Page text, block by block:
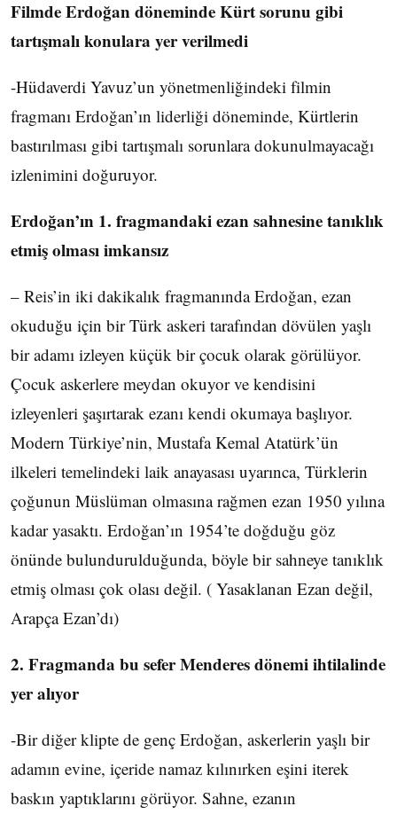
Filmde Erdoğan döneminde Kürt sorunu gibi
tartışmalı konulara yer verilmedi
-Hüdaverdi Yavuz’un yönetmenliğindeki filmin
fragmanı Erdoğan’ın liderliği döneminde, Kürtlerin
bastırılması gibi tartışmalı sorunlara dokunulmayacağı
izlenimini doğuruyor.
Erdoğan’ın 1. fragmandaki ezan sahnesine tanıklık
etmiş olması imkansız
– Reis’in iki dakikalık fragmanında Erdoğan, ezan
okuduğu için bir Türk askeri tarafından dövülen yaşlı
bir adamı izleyen küçük bir çocuk olarak görülüyor.
Çocuk askerlere meydan okuyor ve kendisini
izleyenleri şaşırtarak ezanı kendi okumaya başlıyor.
Modern Türkiye’nin, Mustafa Kemal Atatürk’ün
ilkeleri temelindeki laik anayasası uyarınca, Türklerin
çoğunun Müslüman olmasına rağmen ezan 1950 yılına
kadar yasaktı. Erdoğan’ın 1954’te doğduğu göz
önünde bulundurulduğunda, böyle bir sahneye tanıklık
etmiş olması çok olası değil. ( Yasaklanan Ezan değil,
Arapça Ezan’dı)
2. Fragmanda bu sefer Menderes dönemi ihtilalinde
yer alıyor
-Bir diğer klipte de genç Erdoğan, askerlerin yaşlı bir
adamın evine, içeride namaz kılınırken eşini iterek
baskın yaptıklarını görüyor. Sahne, ezanın